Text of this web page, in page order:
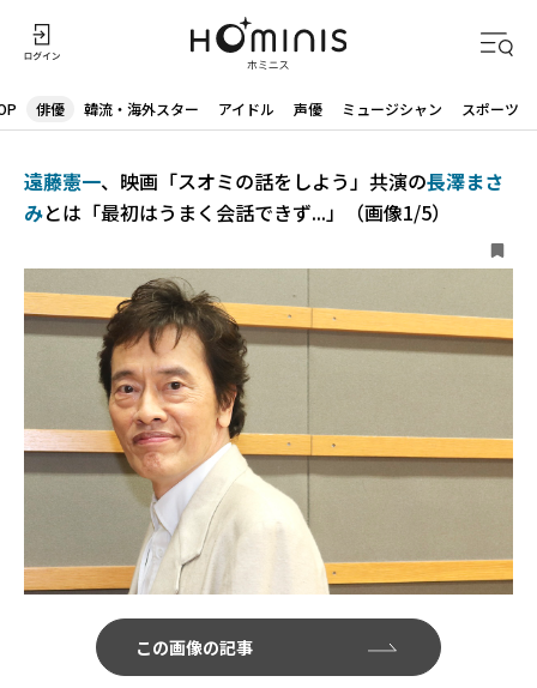
俳優 韓流・海外スター アイドル 声優 ミュージシャン スポーツ
遠藤憲一、映画「スオミの話をしよう」​​共演の長澤まさ
み​​とは「最初はうまく会話できず...」（画像1/5）
この画像の記事